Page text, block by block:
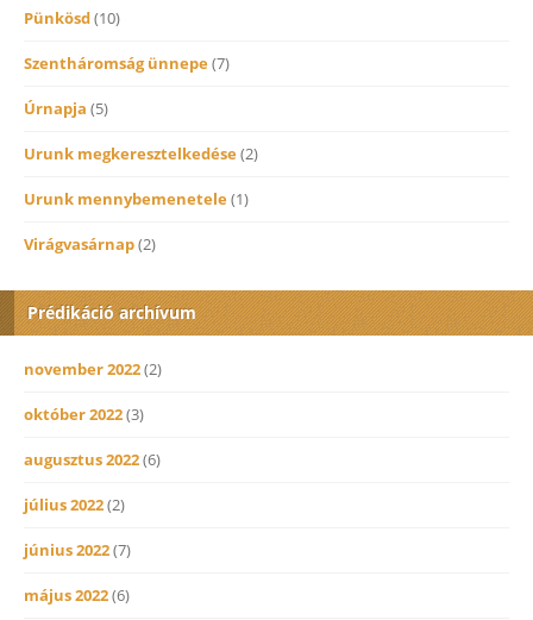
Pünkösd(10)
Szentháromság ünnepe(7)
Úrnapja (5)
Urunk megkeresztelkedése(2)
Urunk mennybemenetele(1)
Virágvasárnap(2)
Prédikáció archívum
november 2022(2)
október 2022(3)
augusztus 2022(6)
július 2022(2)
június 2022(7)
május 2022(6)